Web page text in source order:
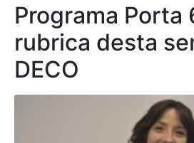
Programa Porta
rubrica desta
DECO